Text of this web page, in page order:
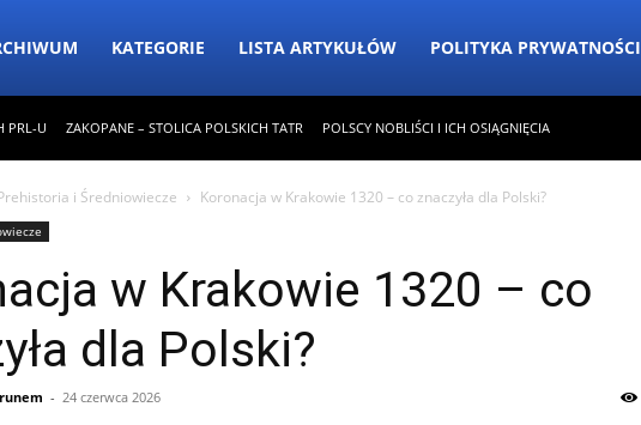
KATEGORIE LISTA ARTYKUŁÓW POLITYKA PRYWATNOŚCI
PRL-U ZAKOPANE – STOLICA POLSKICH TATR POLSCY NOBLIŚCI I ICH OSIĄGNIĘCIA
i Średniowiecze Koronacja w Krakowie 1320 – co znaczyła dla Polski?
w Krakowie 1320 – co
dla Polski?
- 24 czerwca 2026